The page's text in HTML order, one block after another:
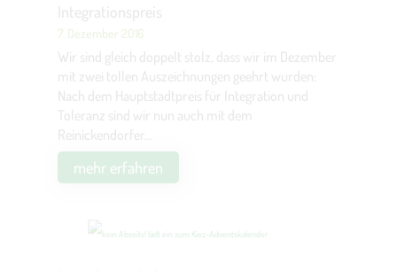
7. Dezember 2016
Wir sind gleich doppelt stolz, dass wir im Dezember
mit zwei tollen Auszeichnungen geehrt wurden:
Nach dem Hauptstadtpreis für Integration und
Toleranz sind wir nun auch mit dem
Reinickendorfer...
mehr erfahren